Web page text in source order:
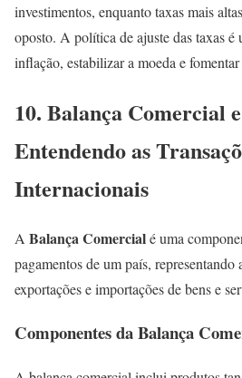
investimentos, enquanto taxas mais
oposto. A política de ajuste das taxas é
inflação, estabilizar a moeda e
10. Balança Comercial
Entendendo as
Internacionais
A Balança Comercialé uma
pagamentos de um país, representando
exportações e importações de bens e
Componentes da Balança